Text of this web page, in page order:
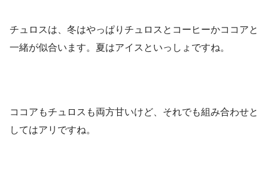
チュロスは、冬はやっぱりチュロスとコーヒーかココアと
一緒が似合います。夏はアイスといっしょですね。
ココアもチュロスも両方甘いけど、それでも組み合わせと
してはアリですね。